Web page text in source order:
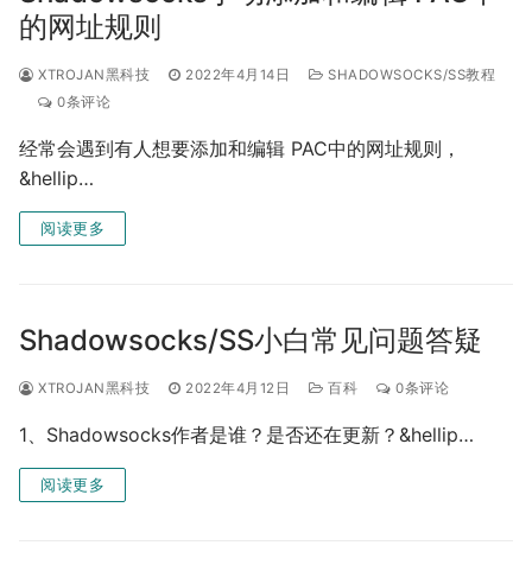
的网址规则
XTROJAN黑科技 2022年4月14日
SHADOWSOCKS/SS教程
0条评论
经常会遇到有人想要添加和编辑 PAC中的网址规则，
&hellip…
阅读更多
Shadowsocks/SS小白常见问题答疑
XTROJAN黑科技 2022年4月12日 百科 0条评论
1、Shadowsocks作者是谁？是否还在更新？&hellip…
阅读更多